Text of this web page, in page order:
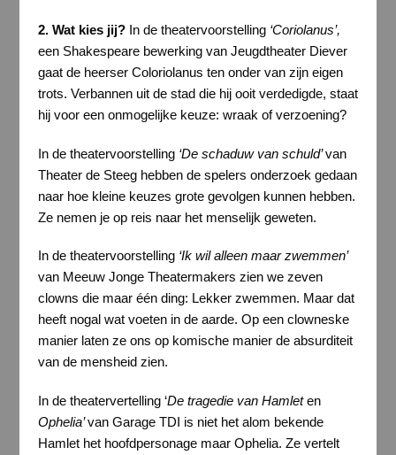
2. Wat kies jij? In de theatervoorstelling ‘Coriolanus’,
een Shakespeare bewerking van Jeugdtheater Diever
gaat de heerser Coloriolanus ten onder van zijn eigen
trots. Verbannen uit de stad die hij ooit verdedigde, staat
hij voor een onmogelijke keuze: wraak of verzoening?
In de theatervoorstelling ‘De schaduw van schuld’van
Theater de Steeg hebben de spelers onderzoek gedaan
naar hoe kleine keuzes grote gevolgen kunnen hebben.
Ze nemen je op reis naar het menselijk geweten.
In de theatervoorstelling ‘Ik wil alleen maar zwemmen’
van Meeuw Jonge Theatermakers zien we zeven
clowns die maar één ding: Lekker zwemmen. Maar dat
heeft nogal wat voeten in de aarde. Op een clowneske
manier laten ze ons op komische manier de absurditeit
van de mensheid zien.
In de theatervertelling ‘De tragedie van Hamleten
Ophelia’van Garage TDI is niet het alom bekende
Hamlet het hoofdpersonage maar Ophelia. Ze vertelt